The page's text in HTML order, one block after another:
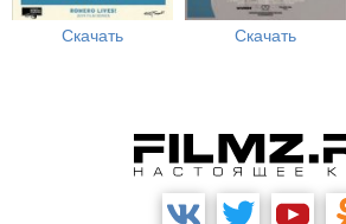
Скачать Скачать